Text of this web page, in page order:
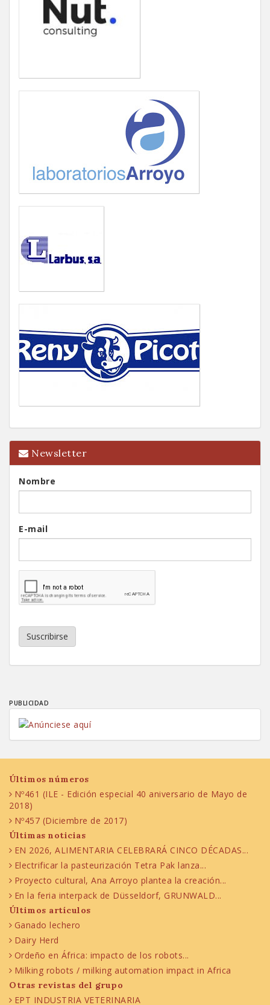
Newsletter
Nombre
E-mail
Suscribirse
PUBLICIDAD
Últimos números
Nº461 (ILE - Edición especial 40 aniversario de Mayo de
2018)
Nº457 (Diciembre de 2017)
Últimas noticias
EN 2026, ALIMENTARIA CELEBRARÁ CINCO DÉCADAS...
Electrificar la pasteurización Tetra Pak lanza...
Proyecto cultural, Ana Arroyo plantea la creación...
En la feria interpack de Düsseldorf, GRUNWALD...
Últimos artículos
Ganado lechero
Dairy Herd
Ordeño en África: impacto de los robots...
Milking robots / milking automation impact in Africa
Otras revistas del grupo
EPT INDUSTRIA VETERINARIA